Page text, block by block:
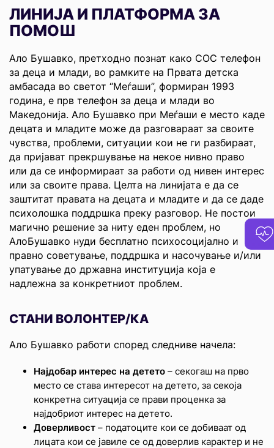
ЛИНИЈА И ПЛАТФОРМА ЗА
ПОМОШ
Ало Бушавко, претходно познат како СОС телефон
за деца и млади, во рамките на Првата детска
амбасада во светот “Меѓаши”, формиран 1993
година, е прв телефон за деца и млади во
Македонија. Ало Бушавко при Меѓаши е место каде
децата и младите може да разговараат за своите
чувства, проблеми, ситуации кои не ги разбираат,
да пријават прекршување на некое нивно право
или да се информираат за работи од нивен интерес
или за своите права. Целта на линијата е да се
заштитат правата на децата и младите и да се даде
психолошка поддршка преку разговор. Не постои
магично решение за ниту еден проблем, но
АлоБушавко нуди бесплатно психосоцијално и
правно советување, поддршка и насочување и/или
упатување до државна институција која е
надлежна за конкретниот проблем.
СТАНИ ВОЛОНТЕР/КА
Ало Бушавко работи според следниве начела:
Најдобар интерес на детето – секогаш на прво
место се става интересот на детето, за секоја
конкретна ситуација се прави проценка за
најдобриот интерес на детето.
Доверливост – податоците кои се добиваат од
лицата кои се јавиле се од доверлив карактер и не